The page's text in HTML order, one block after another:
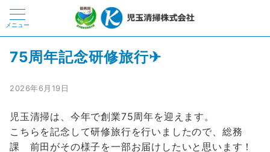
メニュー
75周年記念研修旅行✈
2026年6月19日
児玉清掃は、今年で創業75周年を迎えます。
こちらを記念して研修旅行を行いましたので、総務
課 前田がその様子を一部お届けしたいと思います！